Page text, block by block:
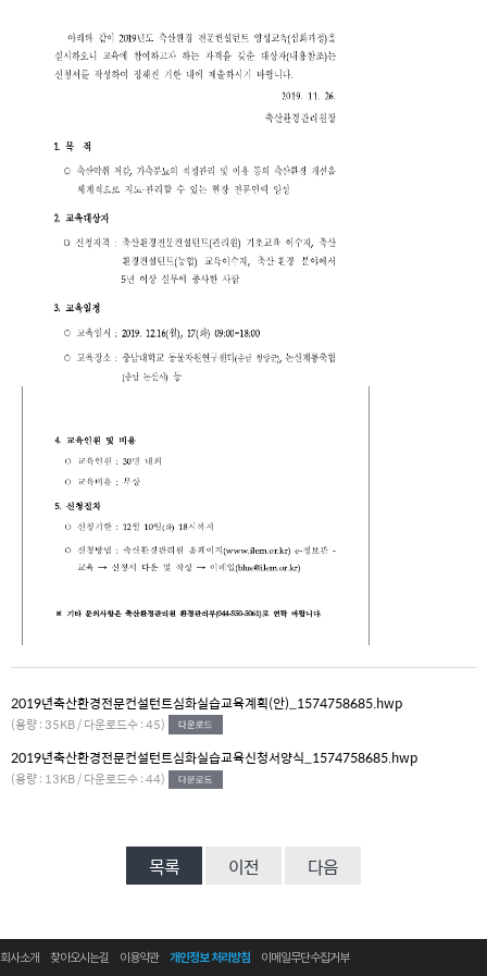
2019년축산환경전문컨설턴트심화실습교육계획(안)_1574758685.hwp
(용량 : 35KB / 다운로드수 : 45)
2019년축산환경전문컨설턴트심화실습교육신청서양식_1574758685.hwp
(용량 : 13KB / 다운로드수 : 44)
목록 이전 다음
회사소개 찾아오시는길 이용약관 개인정보 처리방침 이메일무단수집거부